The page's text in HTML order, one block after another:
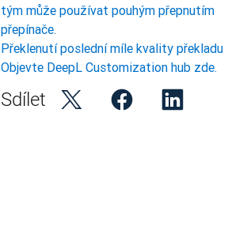
tým může používat pouhým přepnutím
přepínače.
Překlenutí poslední míle kvality překladu
Objevte DeepL Customization hub zde.
Sdílet